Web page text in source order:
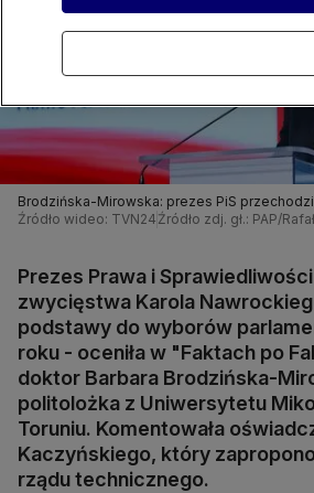
Brodzińska-Mirowska: prezes PiS
Źródło wideo: TVN24 Źródło zdj. gł.: PAP/
Prezes Prawa i
zwycięstwa Karola
podstawy do wyborów
roku - oceniła w "Faktach po
doktor Barbara Brodzińska-
politolożka z Uniwersytetu
Toruniu. Komentowała
Kaczyńskiego, który
rządu technicznego.